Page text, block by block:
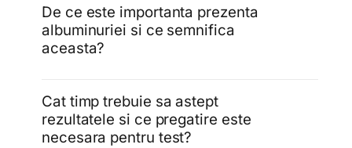
De ce este importanta prezenta
albuminuriei si ce semnifica
aceasta?
Cat timp trebuie sa astept
rezultatele si ce pregatire este
necesara pentru test?